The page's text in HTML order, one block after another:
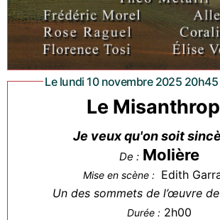
Le lundi 10 novembre 2025
Le
Je veux qu'on soit
De : Molière
Mise en scène : Edith
Un des sommets de l’œuvre
Durée : 2h00